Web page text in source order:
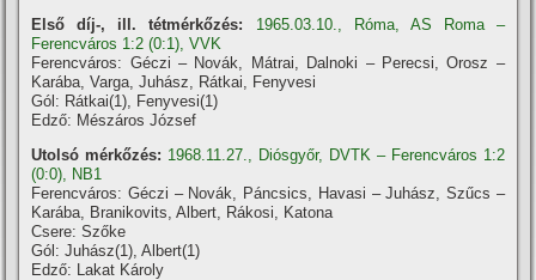
Első díj-, ill. tétmérkőzés:
1965.03.10., Róma, AS Roma –
Ferencváros 1:2 (0:1), VVK
Ferencváros: Géczi – Novák, Mátrai, Dalnoki – Perecsi, Orosz –
Karába, Varga, Juhász, Rátkai, Fenyvesi
Gól: Rátkai(1), Fenyvesi(1)
Edző: Mészáros József
Utolsó mérkőzés: 1968.11.27., Diósgyőr, DVTK – Ferencváros 1:2
(0:0), NB1
Ferencváros: Géczi – Novák, Páncsics, Havasi – Juhász, Szűcs –
Karába, Branikovits, Albert, Rákosi, Katona
Csere: Szőke
Gól: Juhász(1), Albert(1)
Edző: Lakat Károly